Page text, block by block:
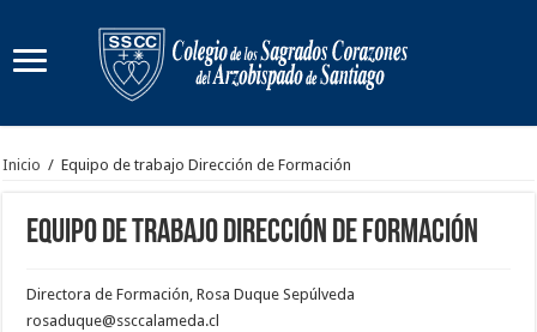
Inicio / Equipo de trabajo Dirección de Formación
Equipo de trabajo Dirección de Formación
Directora de Formación, Rosa Duque Sepúlveda
rosaduque@ssccalameda.cl